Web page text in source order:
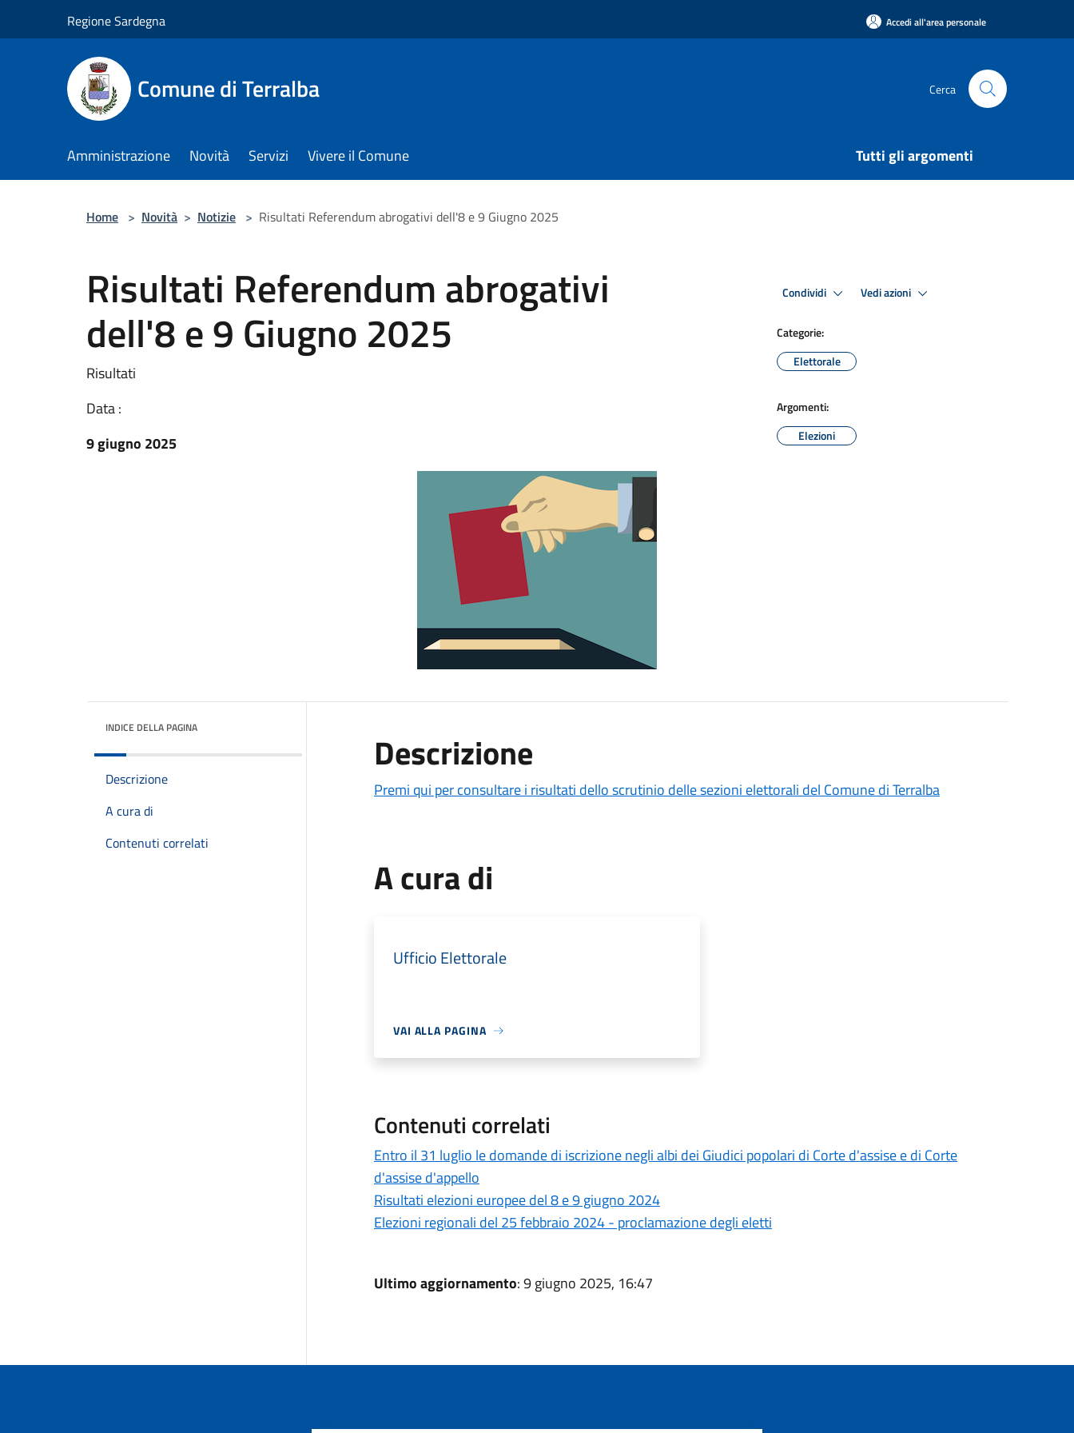
Regione Sardegna Accedi all'area personale
Comune di Terralba Cerca
Amministrazione Novità Servizi Vivere il Comune Tutti gli argomenti
Home > Novità > Notizie > Risultati Referendum abrogativi dell'8 e 9 Giugno 2025
Risultati Referendum abrogativi
dell'8 e 9 Giugno 2025
Risultati
Data :
9 giugno 2025
Condividi Vedi azioni
Categorie:
Elettorale
Argomenti:
Elezioni
INDICE DELLA PAGINA
Descrizione
A cura di
Contenuti correlati
Descrizione
Premi qui per consultare i risultati dello scrutinio delle sezioni elettorali del Comune di Terralba
A cura di
Ufficio Elettorale
VAI ALLA PAGINA
Contenuti correlati
Entro il 31 luglio le domande di iscrizione negli albi dei Giudici popolari di Corte d'assise e di Corte
d'assise d'appello
Risultati elezioni europee del 8 e 9 giugno 2024
Elezioni regionali del 25 febbraio 2024 - proclamazione degli eletti
Ultimo aggiornamento: 9 giugno 2025, 16:47